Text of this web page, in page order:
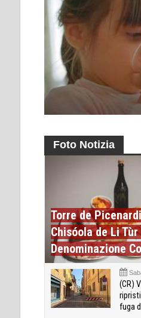
Foto Notizia
Torre de
Chisóola de Li
Denominazione
(CR)
fuga